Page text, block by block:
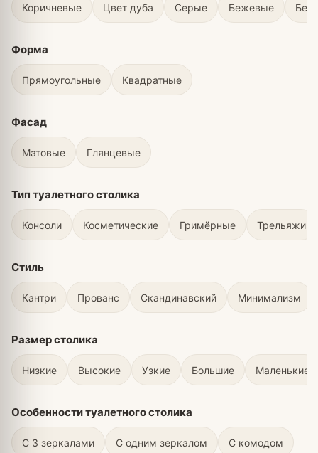
Коричневые Цвет дуба Серые Бежевые
Форма
Прямоугольные Квадратные
Фасад
Матовые Глянцевые
Тип туалетного столика
Консоли Косметические Гримёрные Трельяжи
Стиль
Кантри Прованс Скандинавский Минимализм
Размер столика
Низкие Высокие Узкие Большие Маленькие
Особенности туалетного столика
С 3 зеркалами С одним зеркалом С комодом